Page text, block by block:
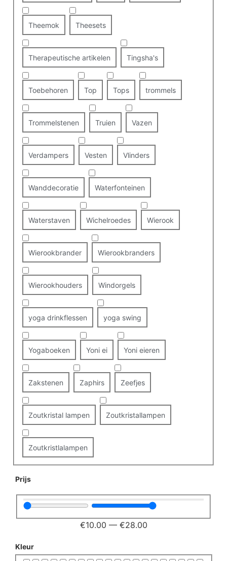
Theemok Theesets
Therapeutische artikelen Tingsha's
Toebehoren Top Tops trommels
Trommelstenen Truien Vazen
Verdampers Vesten Vlinders
Wanddecoratie Waterfonteinen
Waterstaven Wichelroedes Wierook
Wierookbrander Wierookbranders
Wierookhouders Windorgels
yoga drinkflessen yoga swing
Yogaboeken Yoni ei Yoni eieren
Zakstenen Zaphirs Zeefjes
Zoutkristal lampen Zoutkristallampen
Zoutkristlalampen
Prijs
€10.00 — €28.00
Kleur